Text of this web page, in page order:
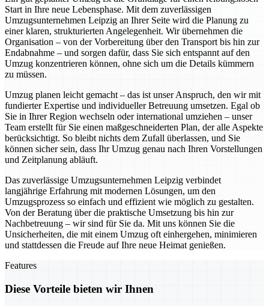
Start in Ihre neue Lebensphase. Mit dem zuverlässigen
Umzugsunternehmen Leipzig an Ihrer Seite wird die Planung zu
einer klaren, strukturierten Angelegenheit. Wir übernehmen die
Organisation – von der Vorbereitung über den Transport bis hin zur
Endabnahme – und sorgen dafür, dass Sie sich entspannt auf den
Umzug konzentrieren können, ohne sich um die Details kümmern
zu müssen.
Umzug planen leicht gemacht – das ist unser Anspruch, den wir mit
fundierter Expertise und individueller Betreuung umsetzen. Egal ob
Sie in Ihrer Region wechseln oder international umziehen – unser
Team erstellt für Sie einen maßgeschneiderten Plan, der alle Aspekte
berücksichtigt. So bleibt nichts dem Zufall überlassen, und Sie
können sicher sein, dass Ihr Umzug genau nach Ihren Vorstellungen
und Zeitplanung abläuft.
Das zuverlässige Umzugsunternehmen Leipzig verbindet
langjährige Erfahrung mit modernen Lösungen, um den
Umzugsprozess so einfach und effizient wie möglich zu gestalten.
Von der Beratung über die praktische Umsetzung bis hin zur
Nachbetreuung – wir sind für Sie da. Mit uns können Sie die
Unsicherheiten, die mit einem Umzug oft einhergehen, minimieren
und stattdessen die Freude auf Ihre neue Heimat genießen.
Features
Diese Vorteile bieten wir Ihnen